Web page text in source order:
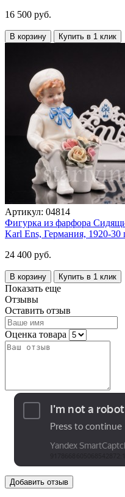
16 500 руб.
В корзину Купить в 1 клик
Артикул: 04814
Фигурка из фарфора
Karl Ens, Германия, 1920-30
24 400 руб.
В корзину Купить в 1 клик
Показать еще
Отзывы
Оставить отзыв
Оценка товара
Добавить отзыв